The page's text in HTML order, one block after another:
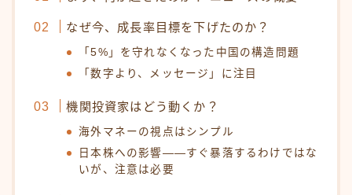
なぜ今、成長率目標を下げたのか？
「5%」を守れなくなった中国の構造問題
「数字より、メッセージ」に注目
機関投資家はどう動くか？
海外マネーの視点はシンプル
日本株への影響——すぐ暴落するわけではな
いが、注意は必要